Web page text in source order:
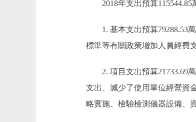
2018年支出預算115544.85萬
1. 基本支出預算79288.53萬
標準等有關政策增加人員經費
2. 項目支出預算21733.69萬
支出、減少了使用單位經營資
略實施、檢驗檢測儀器設備、